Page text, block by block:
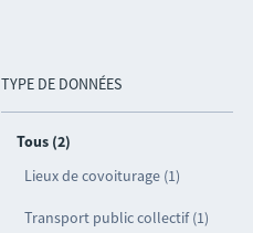
TYPE DE DONNÉES
Tous (2)
Lieux de covoiturage (1)
Transport public collectif (1)